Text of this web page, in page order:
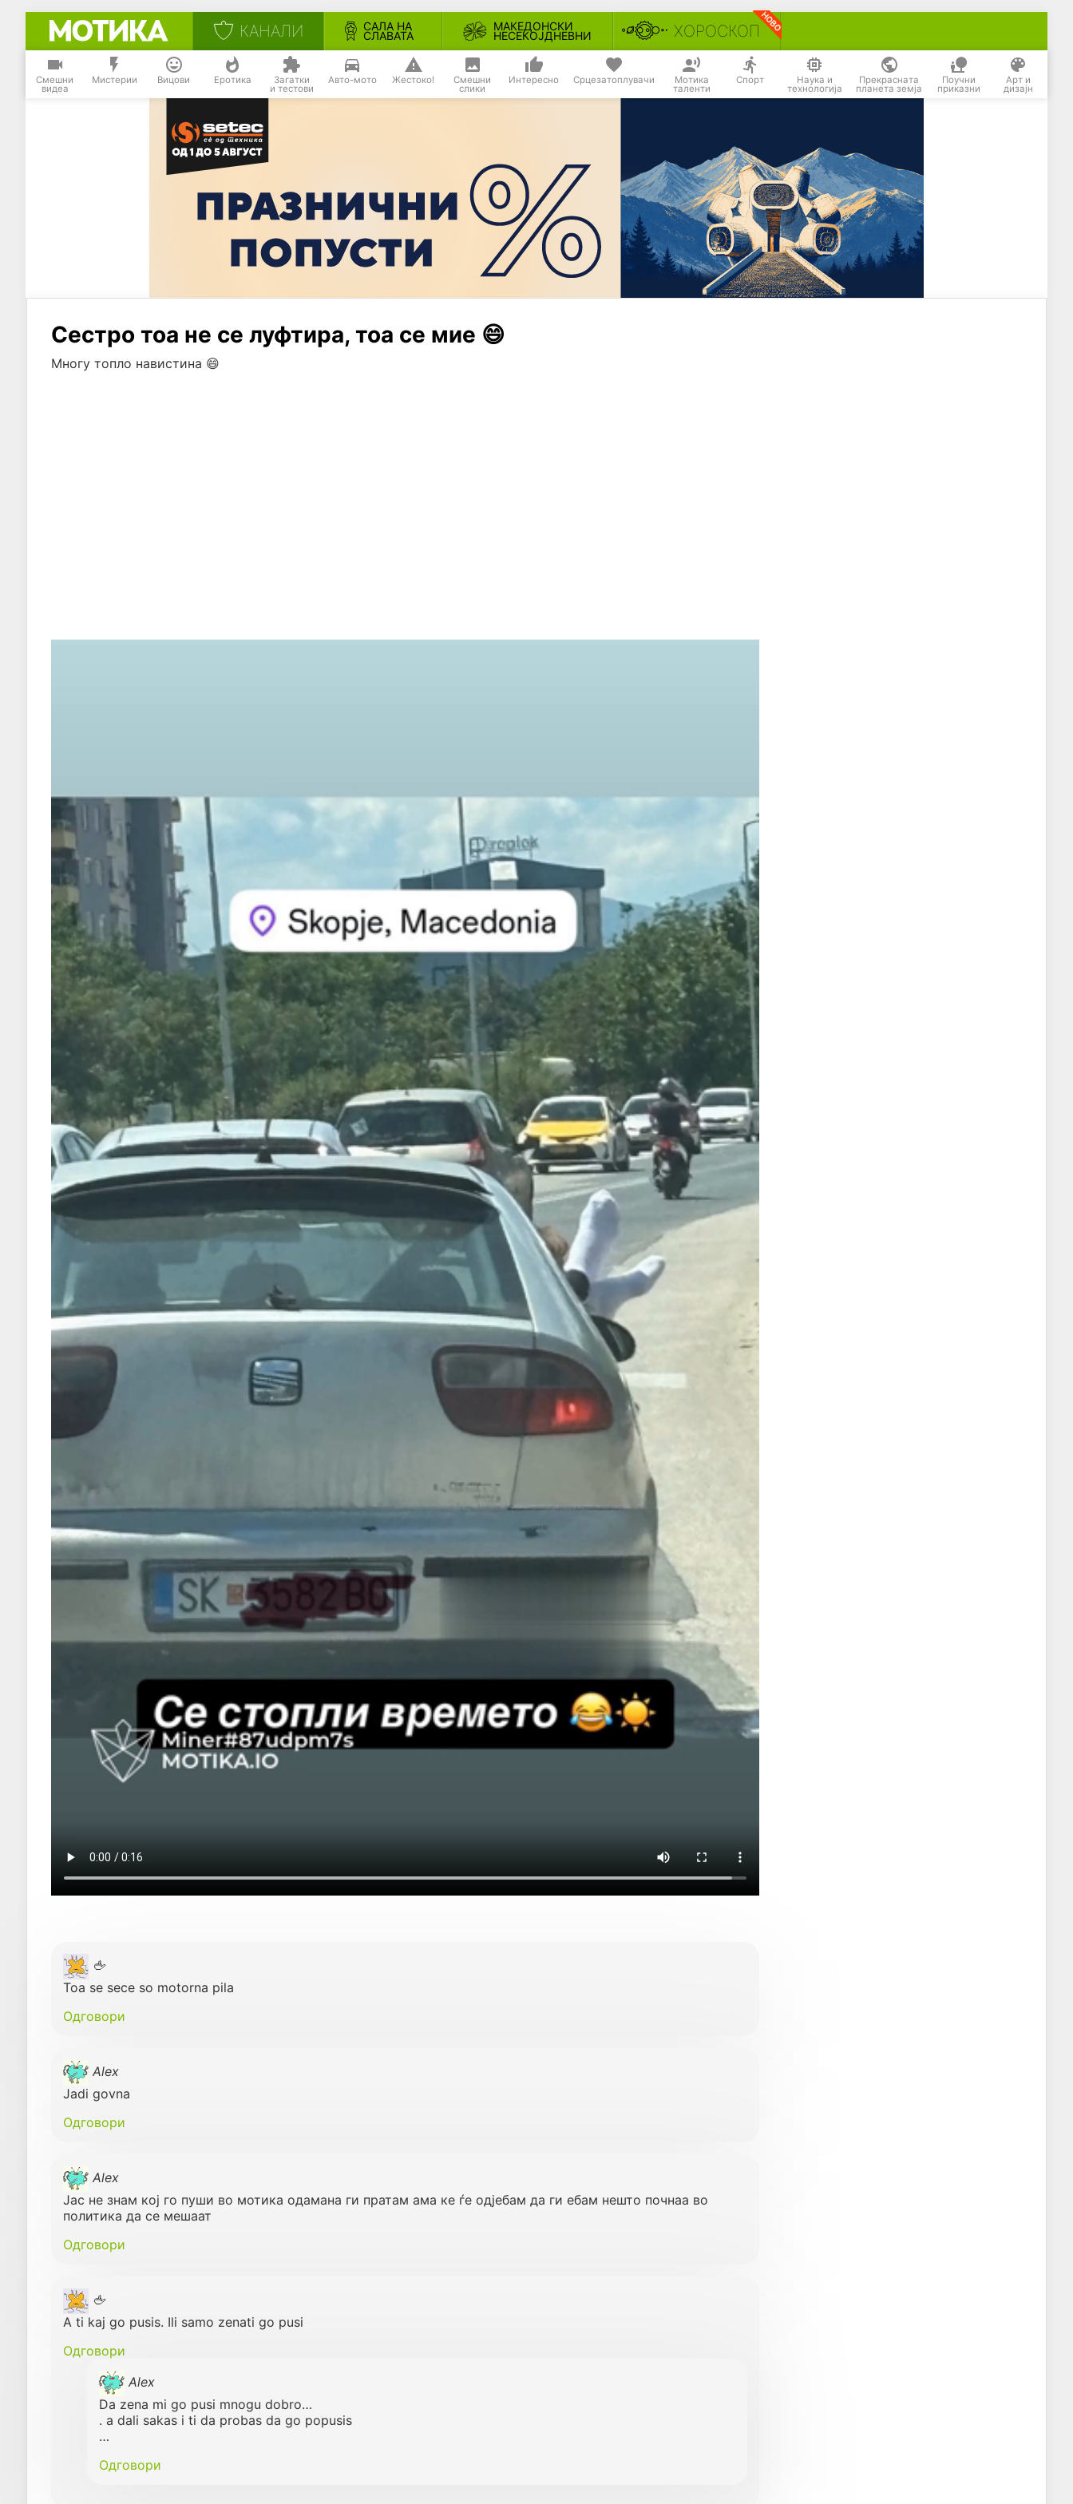
КАНАЛИ САЛА НА
СЛАВАТА
МАКЕДОНСКИ
НЕСЕКОЈДНЕВНИ ХОРОСКОП
Смешни
видеа
Мистерии Вицови Еротика Загатки
и тестови
Авто-мото Жестоко! Смешни
слики
Интересно Срцезатоплувачи Мотика
таленти
Спорт Наука и
технологија
Прекрасната
планета земја
Поучни
приказни
Арт и
дизајн
Сестро тоа не се луфтира, тоа се мие 😄
Многу топло навистина 😄
🖕
Toa se sece so motorna pila
Одговори
Alex
Jadi govna
Одговори
Аlex
Јас не знам кој го пуши во мотика одамана ги пратам ама ке ѓе одјебам да ги ебам нешто почнаа во
политика да се мешаат
Одговори
🖕
A ti kaj go pusis. Ili samo zenati go pusi
Одговори
Alex
Da zena mi go pusi mnogu dobro…
. a dali sakas i ti da probas da go popusis
…
Одговори